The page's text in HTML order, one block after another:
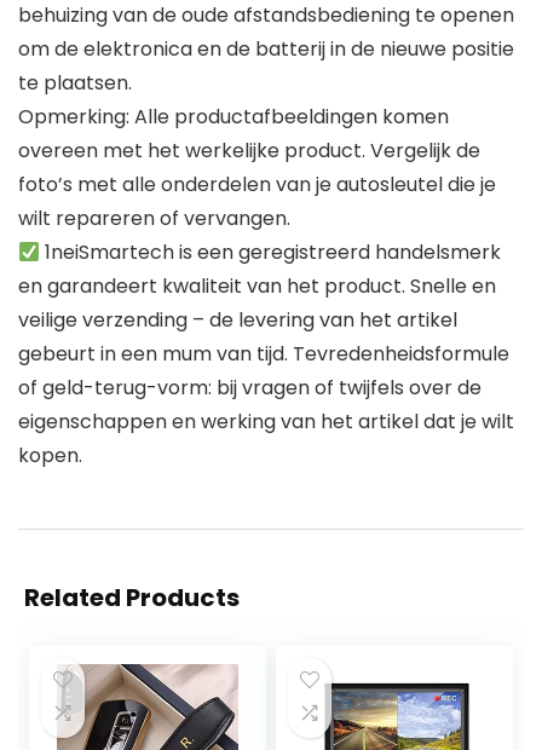
behuizing van de oude afstandsbediening te openen
om de elektronica en de batterij in de nieuwe positie
te plaatsen.
Opmerking: Alle productafbeeldingen komen
overeen met het werkelijke product. Vergelijk de
foto’s met alle onderdelen van je autosleutel die je
wilt repareren of vervangen.
1neiSmartech is een geregistreerd handelsmerk
en garandeert kwaliteit van het product. Snelle en
veilige verzending – de levering van het artikel
gebeurt in een mum van tijd. Tevredenheidsformule
of geld-terug-vorm: bij vragen of twijfels over de
eigenschappen en werking van het artikel dat je wilt
kopen.
Related Products